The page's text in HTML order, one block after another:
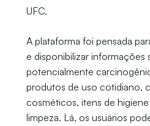
UFC.
A plataforma foi pensada
e disponibilizar informações
potencialmente
produtos de uso cotidiano,
cosméticos, itens de
limpeza. Lá, os usuários